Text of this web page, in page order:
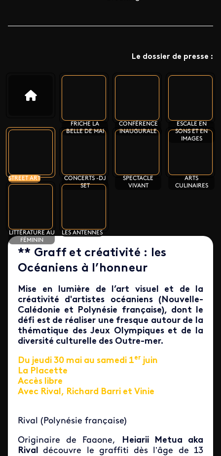
Le dossier de presse :
FRICHE LA
BELLE DE MAI
CONFÉRENCE
INAUGURALE
ESCALE EN
SONS ET EN
IMAGES
STREET ART
CONCERTS -DJ
SET
SPECTACLE
VIVANT
ARTS
CULINAIRES
LITTÉRATURE AU
FÉMININ
LES ANTENNES
** Graff et créativité : les
Océaniens à l’honneur
Mise en lumière de l’art visuel et de la
créativité d'artistes océaniens (Nouvelle-
Calédonie et Polynésie française), dont le
défi est de réaliser une fresque autour de la
thématique des Jeux Olympiques et de la
diversité culturelle des Outre-mer.
Du jeudi 30 mai au samedi 1er juin
La Placette
Accès libre
Avec Rival, Richard Barri et Vinie
Rival (Polynésie française)
Originaire de Faaone,
Heiarii Metua aka
Rival découvre le graffiti dès l’âge de 13